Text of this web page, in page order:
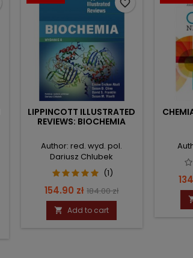
LIPPINCOTT ILLUSTRATED
REVIEWS: BIOCHEMIA
Author: red. wyd. pol.
Dariusz Chlubek
(1)
Price
154.90 zł Regular
price
184.00 zł
 Add to cart
favorite_border